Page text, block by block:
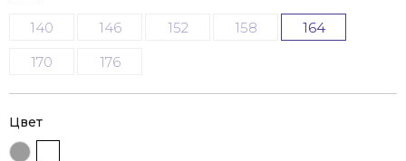
140 146 152 158
164
170
176
Цвет